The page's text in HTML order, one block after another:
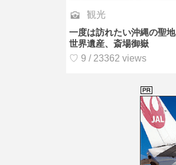
観光
一度は訪れたい沖縄の聖地
世界遺産、斎場御嶽
♡ 9 / 23362 views